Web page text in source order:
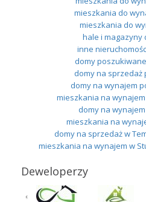
mieszkania do
mieszkania do
hale i magazyny
inne
domy
domy na sprzedaż
domy na wynajem
mieszkania na
domy na
mieszkania na
domy na sprzedaż w
mieszkania na wynajem w
Deweloperzy